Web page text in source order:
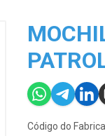
Código do